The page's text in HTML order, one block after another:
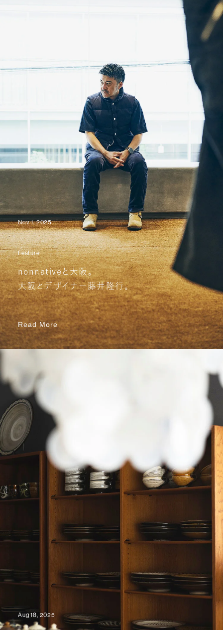
Nov 1, 2025
Feature
nonnativeと大阪。
大阪とデザイナー藤井隆行。
Read More
Read More
Aug 18, 2025